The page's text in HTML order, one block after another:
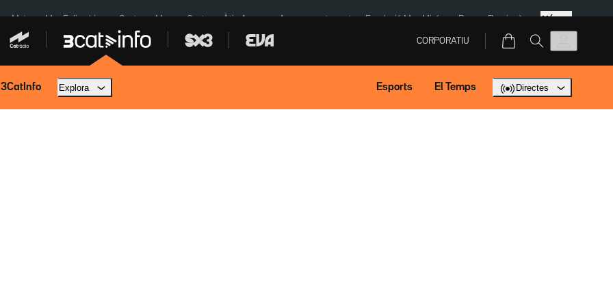
a Meta Mor Felipe Lipe Ceuta Menors Ceuta Àtic Ayuso Aparcament agost Fundació Mas Miró eBay Perpinyà Més
CORPORATIU
3CatInfo Explora Esports El Temps Directes